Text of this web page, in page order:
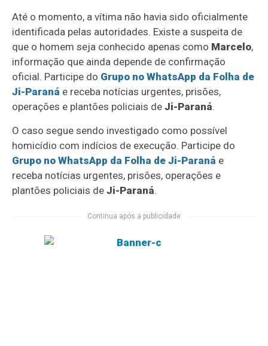
Até o momento, a vítima não havia sido oficialmente
identificada pelas autoridades. Existe a suspeita de
que o homem seja conhecido apenas como Marcelo,
informação que ainda depende de confirmação
oficial. Participe do Grupo no WhatsApp da Folha de
Ji-Paraná e receba notícias urgentes, prisões,
operações e plantões policiais deJi-Paraná.
O caso segue sendo investigado como possível
homicídio com indícios de execução. Participe do
Grupo no WhatsApp da Folha de Ji-Paraná e
receba notícias urgentes, prisões, operações e
plantões policiais deJi-Paraná.
Continua após a publicidade